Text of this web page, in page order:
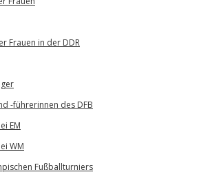
Frauen in der DDR
-führerinnen des DFB
EM
WM
Fußballturniers